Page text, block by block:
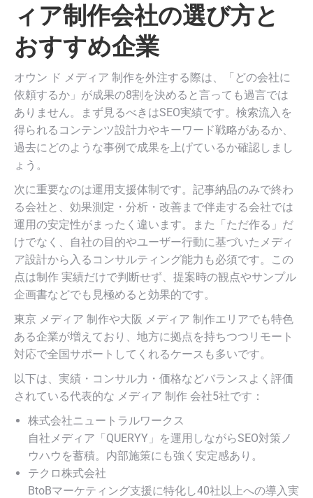
ィア制作会社の選び方と
おすすめ企業
オウン ド メディア 制作を外注する際は、「どの会社に
依頼するか」が成果の8割を決めると言っても過言では
ありません。まず見るべきはSEO実績です。検索流入を
得られるコンテンツ設計力やキーワード戦略があるか、
過去にどのような事例で成果を上げているか確認しまし
ょう。
次に重要なのは運用支援体制です。記事納品のみで終わ
る会社と、効果測定・分析・改善まで伴走する会社では
運用の安定性がまったく違います。また「ただ作る」だ
けでなく、自社の目的やユーザー行動に基づいたメディ
ア設計から入るコンサルティング能力も必須です。この
点は制作 実績だけで判断せず、提案時の観点やサンプル
企画書などでも見極めると効果的です。
東京 メディア 制作や大阪 メディア 制作エリアでも特色
ある企業が増えており、地方に拠点を持ちつつリモート
対応で全国サポートしてくれるケースも多いです。
以下は、実績・コンサル力・価格などバランスよく評価
されている代表的な メディア 制作 会社5社です：
株式会社ニュートラルワークス
自社メディア「QUERYY」を運用しながらSEO対策ノ
ウハウを蓄積。内部施策にも強く安定感あり。
テクロ株式会社
BtoBマーケティング支援に特化し40社以上への導入実